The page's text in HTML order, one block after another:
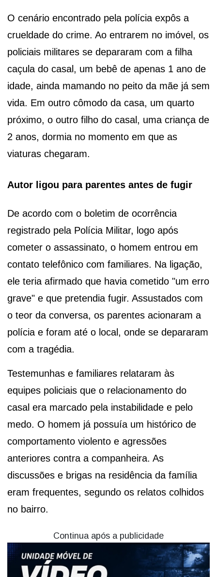
O cenário encontrado pela polícia expôs a
crueldade do crime. Ao entrarem no imóvel, os
policiais militares se depararam com a filha
caçula do casal, um bebê de apenas 1 ano de
idade, ainda mamando no peito da mãe já sem
vida. Em outro cômodo da casa, um quarto
próximo, o outro filho do casal, uma criança de
2 anos, dormia no momento em que as
viaturas chegaram.
Autor ligou para parentes antes de fugir
De acordo com o boletim de ocorrência
registrado pela Polícia Militar, logo após
cometer o assassinato, o homem entrou em
contato telefônico com familiares. Na ligação,
ele teria afirmado que havia cometido "um erro
grave" e que pretendia fugir. Assustados com
o teor da conversa, os parentes acionaram a
polícia e foram até o local, onde se depararam
com a tragédia.
Testemunhas e familiares relataram às
equipes policiais que o relacionamento do
casal era marcado pela instabilidade e pelo
medo. O homem já possuía um histórico de
comportamento violento e agressões
anteriores contra a companheira. As
discussões e brigas na residência da família
eram frequentes, segundo os relatos colhidos
no bairro.
Continua após a publicidade